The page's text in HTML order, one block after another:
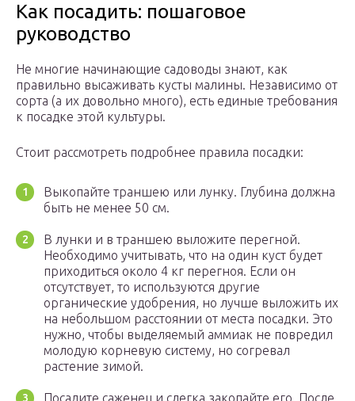
Как посадить: пошаговое
руководство
Не многие начинающие садоводы знают, как
правильно высаживать кусты малины. Независимо от
сорта (а их довольно много), есть единые требования
к посадке этой культуры.
Стоит рассмотреть подробнее правила посадки:
Выкопайте траншею или лунку. Глубина должна
быть не менее 50 см.
В лунки и в траншею выложите перегной.
Необходимо учитывать, что на один куст будет
приходиться около 4 кг перегноя. Если он
отсутствует, то используются другие
органические удобрения, но лучше выложить их
на небольшом расстоянии от места посадки. Это
нужно, чтобы выделяемый аммиак не повредил
молодую корневую систему, но согревал
растение зимой.
Посадите саженец и слегка закопайте его. После